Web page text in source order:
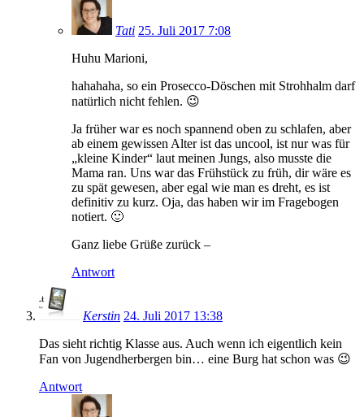
Tati 25. Juli 2017 7:08
Huhu Marioni,
hahahaha, so ein Prosecco-Döschen mit Strohhalm darf
natürlich nicht fehlen. 😉
Ja früher war es noch spannend oben zu schlafen, aber
ab einem gewissen Alter ist das uncool, ist nur was für
„kleine Kinder“ laut meinen Jungs, also musste die
Mama ran. Uns war das Frühstück zu früh, dir wäre es
zu spät gewesen, aber egal wie man es dreht, es ist
definitiv zu kurz. Oja, das haben wir im Fragebogen
notiert. 🙂
Ganz liebe Grüße zurück –
Antwort
Kerstin 24. Juli 2017 13:38
Das sieht richtig Klasse aus. Auch wenn ich eigentlich kein
Fan von Jugendherbergen bin… eine Burg hat schon was 😉
Antwort